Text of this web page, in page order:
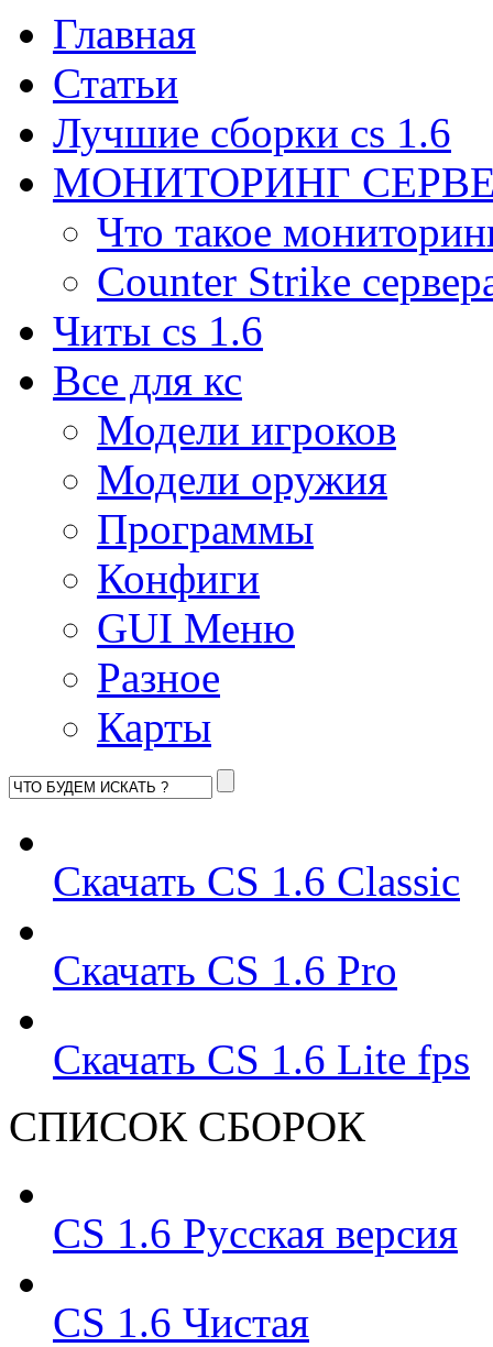
Главная
Статьи
Лучшие сборки cs 1.6
МОНИТОРИНГ
Что такое
Counter Strike
Читы cs 1.6
Все для кс
Модели игроков
Модели оружия
Программы
Конфиги
GUI Меню
Разное
Карты
Скачать CS 1.6 Classic
Скачать CS 1.6 Pro
Скачать CS 1.6 Lite fps
СПИСОК СБОРОК
CS 1.6 Русская версия
CS 1.6 Чистая